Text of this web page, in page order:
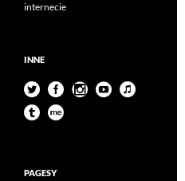
internecie
INNE
PAGESY